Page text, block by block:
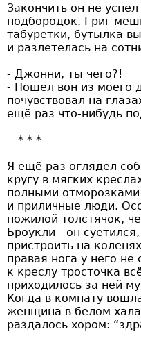
Закончить он не
подбородок. Григ
табуретки, бутылка
и разлетелась на
- Джонни, ты чего?!
- Пошел вон из моего
почувствовал на
ещё раз что-нибудь
Я ещё раз оглядел
кругу в мягких
полными
и приличные люди.
пожилой толстячок,
Броукли - он
пристроить на
правая нога у него не
к креслу тросточка
приходилось за ней
Когда в комнату
женщина в белом
раздалось хором: